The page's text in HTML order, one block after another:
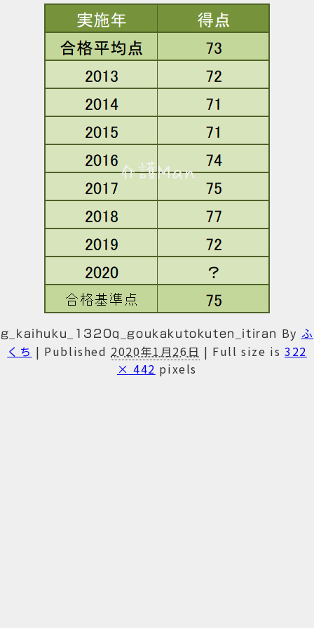
g_kaihuku_1320q_goukakutokuten_itiran By ふ
くち | Published 2020年1月26日 | Full size is 322
× 442 pixels